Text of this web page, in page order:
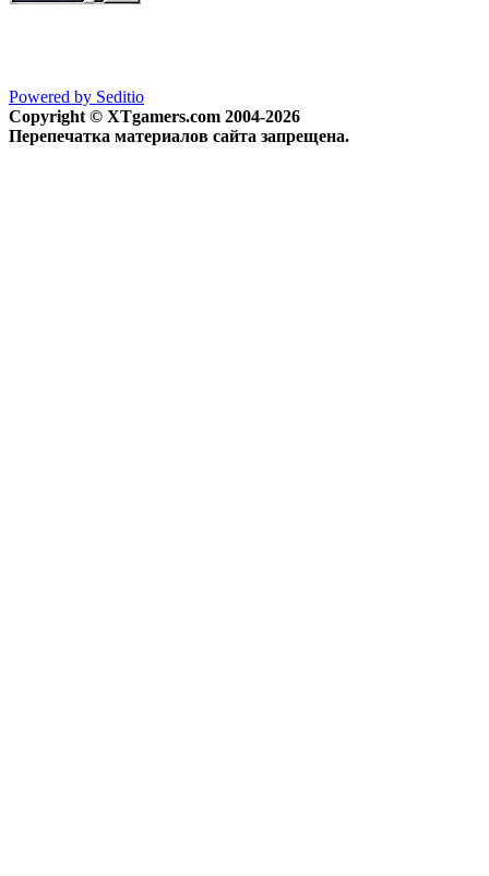
Powered by Seditio
Copyright © XTgamers.com 2004-2026
Перепечатка материалов сайта запрещена.